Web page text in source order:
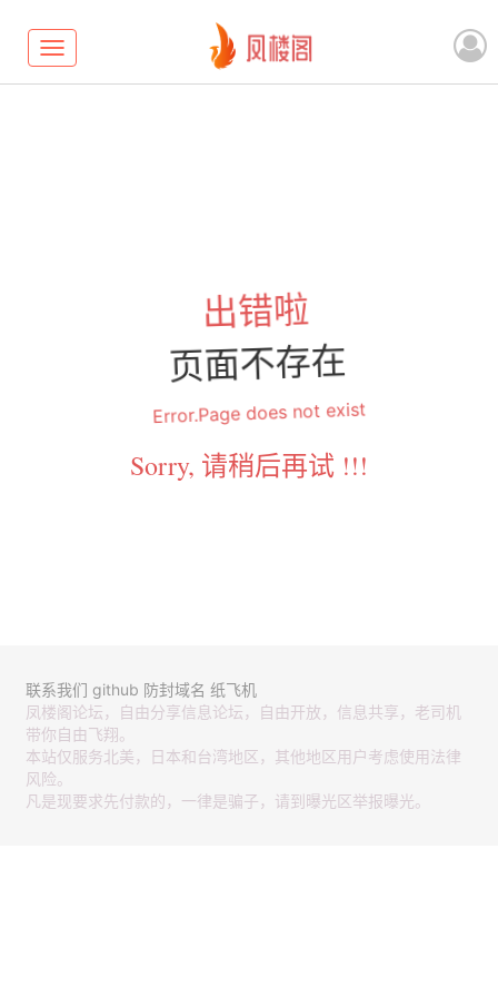
Toggle
navigation
出错啦
页面不存在
Error.Page does not exist
Sorry, 请稍后再试 !!!
联系我们 github 防封域名 纸飞机
凤楼阁论坛，自由分享信息论坛，自由开放，信息共享，老司机
带你自由飞翔。
本站仅服务北美，日本和台湾地区，其他地区用户考虑使用法律
风险。
凡是现要求先付款的，一律是骗子，请到曝光区举报曝光。